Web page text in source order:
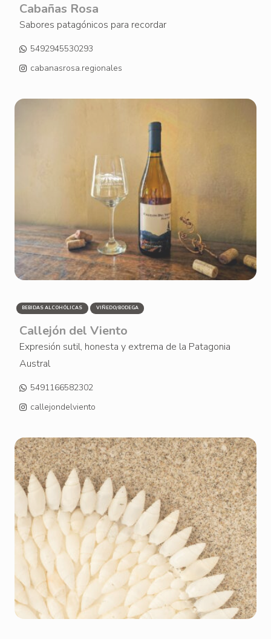
Cabañas Rosa
Sabores patagónicos para recordar
5492945530293
cabanasrosa.regionales
BEBIDAS ALCOHÓLICAS VIÑEDO/BODEGA
Callejón del Viento
Expresión sutil, honesta y extrema de la Patagonia
Austral
5491166582302
callejondelviento